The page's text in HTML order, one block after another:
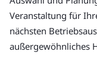
Veranstaltung für
nächsten
außergewöhnliches